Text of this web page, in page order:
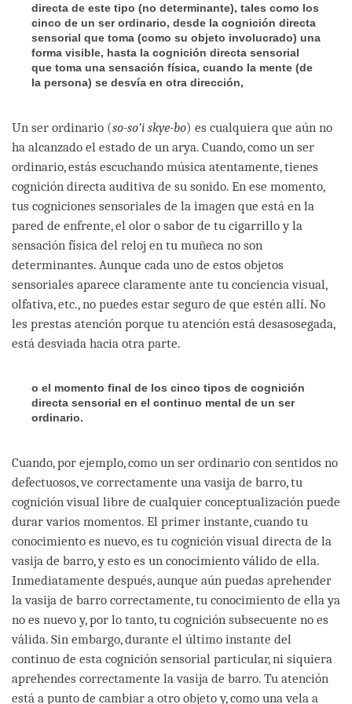
directa de este tipo (no determinante), tales como los
cinco de un ser ordinario, desde la cognición directa
sensorial que toma (como su objeto involucrado) una
forma visible, hasta la cognición directa sensorial
que toma una sensación física, cuando la mente (de
la persona) se desvía en otra dirección,
Un ser ordinario (so-so’i skye-bo) es cualquiera que aún no
ha alcanzado el estado de un arya. Cuando, como un ser
ordinario, estás escuchando música atentamente, tienes
cognición directa auditiva de su sonido. En ese momento,
tus cogniciones sensoriales de la imagen que está en la
pared de enfrente, el olor o sabor de tu cigarrillo y la
sensación física del reloj en tu muñeca no son
determinantes. Aunque cada uno de estos objetos
sensoriales aparece claramente ante tu conciencia visual,
olfativa, etc., no puedes estar seguro de que estén allí. No
les prestas atención porque tu atención está desasosegada,
está desviada hacia otra parte.
o el momento final de los cinco tipos de cognición
directa sensorial en el continuo mental de un ser
ordinario.
Cuando, por ejemplo, como un ser ordinario con sentidos no
defectuosos, ve correctamente una vasija de barro, tu
cognición visual libre de cualquier conceptualización puede
durar varios momentos. El primer instante, cuando tu
conocimiento es nuevo, es tu cognición visual directa de la
vasija de barro, y esto es un conocimiento válido de ella.
Inmediatamente después, aunque aún puedas aprehender
la vasija de barro correctamente, tu conocimiento de ella ya
no es nuevo y, por lo tanto, tu cognición subsecuente no es
válida. Sin embargo, durante el último instante del
continuo de esta cognición sensorial particular, ni siquiera
aprehendes correctamente la vasija de barro. Tu atención
está a punto de cambiar a otro objeto y, como una vela a